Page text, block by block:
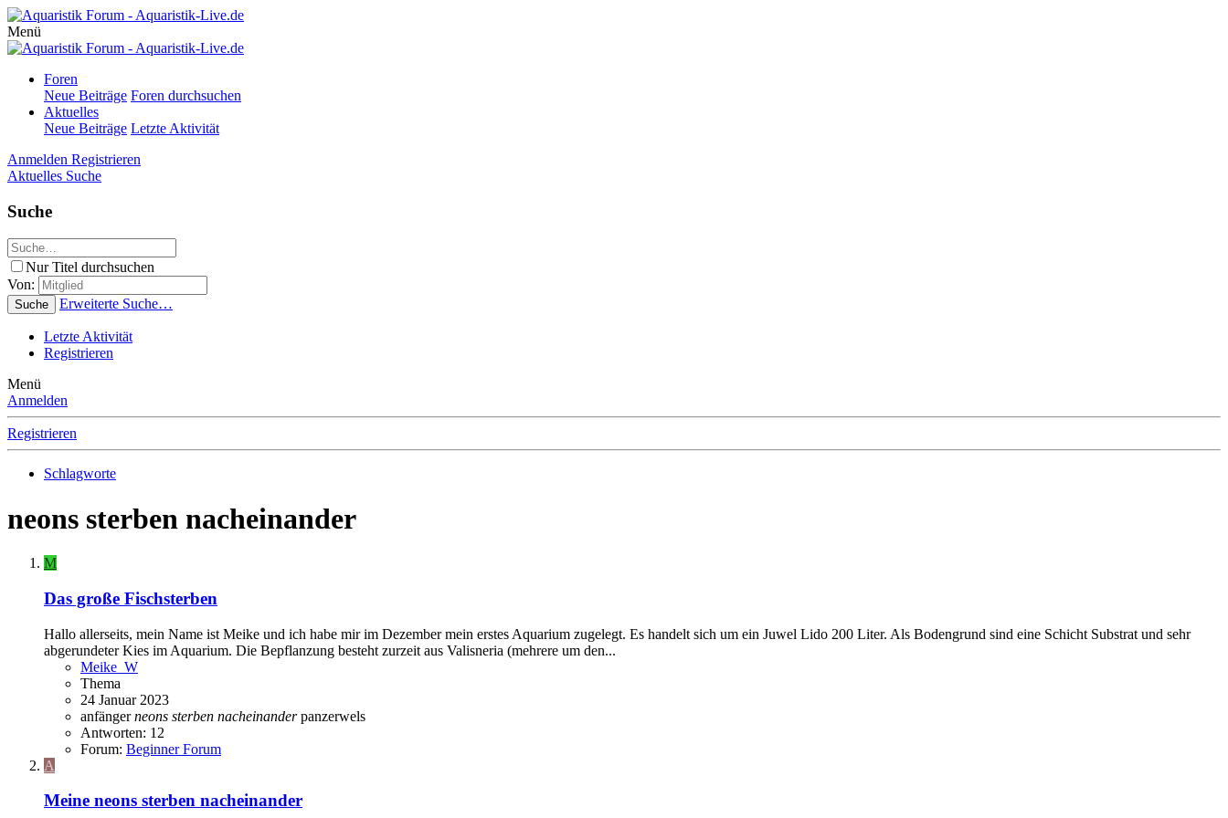
Menü
Foren
Neue Beiträge Foren durchsuchen
Aktuelles
Neue Beiträge Letzte Aktivität
Anmelden Registrieren
Aktuelles Suche
Suche
Nur Titel durchsuchen
Von:
Suche Erweiterte Suche…
Letzte Aktivität
Registrieren
Menü
Anmelden
Registrieren
Schlagworte
neons sterben nacheinander
M
Das große Fischsterben
Hallo allerseits, mein Name ist Meike und ich habe mir im Dezember mein erstes Aquarium zugelegt. Es handelt sich um ein Juwel Lido 200 Liter. Als Bodengrund sind eine Schicht Substrat und sehr
abgerundeter Kies im Aquarium. Die Bepflanzung besteht zurzeit aus Valisneria (mehrere um den...
Meike_W
Thema
24 Januar 2023
anfängerneons sterben nacheinander panzerwels
Antworten: 12
Forum: Beginner Forum
A
Meine neons sterben nacheinander